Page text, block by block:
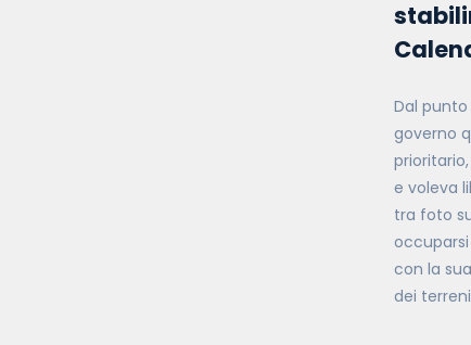
Dal
governo
e voleva
tra foto
con la
dei